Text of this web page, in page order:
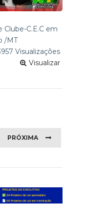
Clube-C.E.C em
/MT
Visualizações
Visualizar
PRÓXIMA